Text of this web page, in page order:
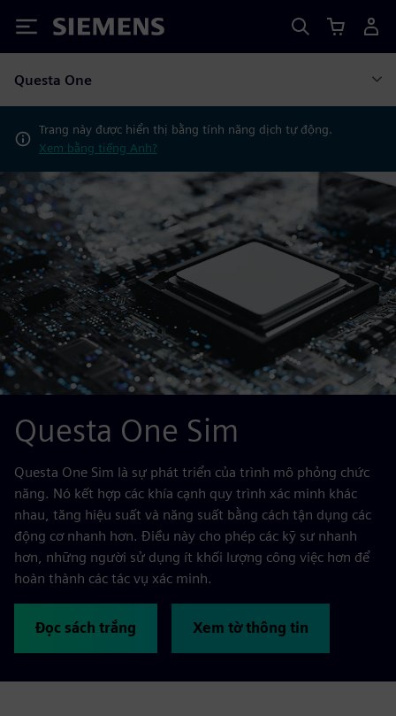
Siemens
Questa One
Trang này được hiển thị bằng tính năng dịch tự động.
Xem bằng tiếng Anh?
Questa One Sim
Questa One Sim là sự phát triển của trình mô phỏng chức
năng. Nó kết hợp các khía cạnh quy trình xác minh khác
nhau, tăng hiệu suất và năng suất bằng cách tận dụng các
động cơ nhanh hơn. Điều này cho phép các kỹ sư nhanh
hơn, những người sử dụng ít khối lượng công việc hơn để
hoàn thành các tác vụ xác minh.
Đọc sách trắng Xem tờ thông tin